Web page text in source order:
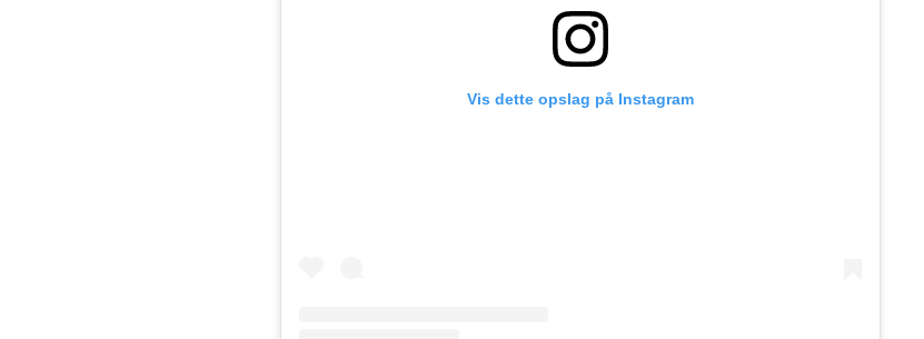
Vis dette opslag på Instagram